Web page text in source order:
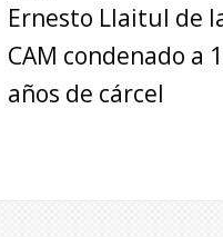
Ernesto Llaitul de
CAM condenado a
años de cárcel